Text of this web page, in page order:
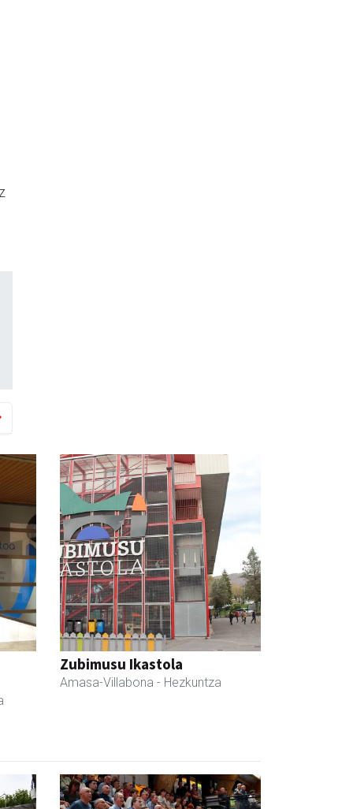
Zubimusu Ikastola
Amasa-Villabona - Hezkuntza